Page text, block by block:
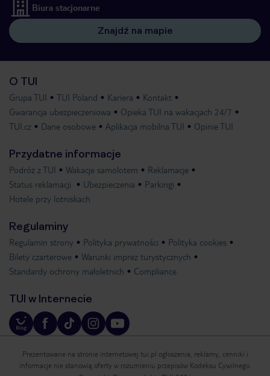
Biura stacjonarne
Znajdź na mapie
O TUI
Grupa TUI TUI Poland Kariera
Kontakt
Gwarancja ubezpieczeniowa
Opieka TUI na wakacjach 24/7
TUI.cz
Dane osobowe Aplikacja mobilna TUI Opinie TUI
Przydatne informacje
Podróż z TUI Wakacje samolotem
Reklamacje
Status reklamacji
Ubezpieczenia
Parkingi
Hotele przy lotniskach
Regulaminy
Regulamin strony Polityka prywatności
Polityka cookies
Bilety czarterowe
Warunki imprez turystycznych
Standardy ochrony małoletnich
Compliance
TUI w Internecie
Prezentowane na stronie internetowej tui.pl ogłoszenia, reklamy, cenniki i
informacje nie stanowią oferty w rozumieniu przepisów Kodeksu Cywilnego.